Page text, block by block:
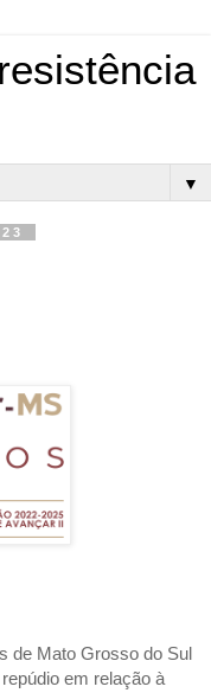
▼
de Mato Grosso do Sul
em relação à